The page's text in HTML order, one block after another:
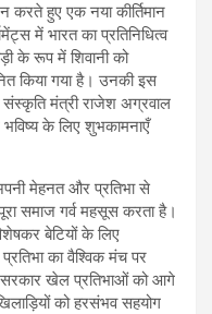
करते हुए एक नया कीर्तिमान
में भारत का प्रतिनिधित्व
के रूप में शिवानी को
किया गया है। उनकी इस
संस्कृति मंत्री राजेश अग्रवाल
के लिए शुभकामनाएँ
मेहनत और प्रतिभा से
समाज गर्व महसूस करता है।
बेटियों के लिए
का वैश्विक मंच पर
सरकार खेल प्रतिभाओं को आगे
को हरसंभव सहयोग